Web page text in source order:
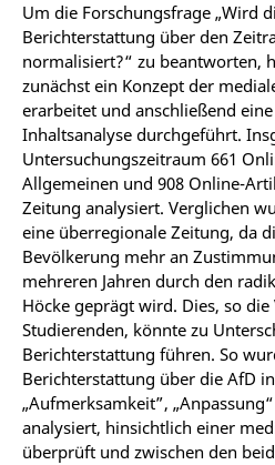
Um die Forschungsfrage „Wird
Berichterstattung über den
normalisiert?“ zu beantworten,
zunächst ein Konzept der
erarbeitet und anschließend
Inhaltsanalyse durchgeführt.
Untersuchungszeitraum 661
Allgemeinen und 908 Online-
Zeitung analysiert. Verglichen
eine überregionale Zeitung, da
Bevölkerung mehr an
mehreren Jahren durch den
Höcke geprägt wird. Dies, so
Studierenden, könnte zu
Berichterstattung führen. So
Berichterstattung über die AfD
„Aufmerksamkeit”,
analysiert, hinsichtlich einer
überprüft und zwischen den